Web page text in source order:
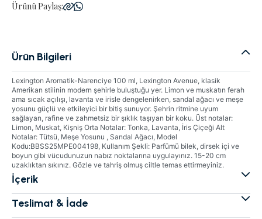
Ürünü Paylaş:
Ürün Bilgileri
Lexington Aromatik-Narenciye 100 ml, Lexington Avenue, klasik
Amerikan stilinin modern şehirle buluştuğu yer. Limon ve muskatın ferah
ama sıcak açılışı, lavanta ve irisle dengelenirken, sandal ağacı ve meşe
yosunu güçlü ve etkileyici bir bitiş sunuyor. Şehrin ritmine uyum
sağlayan, rafine ve zahmetsiz bir şıklık taşıyan bir koku. Üst notalar:
Limon, Muskat, Kişniş Orta Notalar: Tonka, Lavanta, İris Çiçeği Alt
Notalar: Tütsü, Meşe Yosunu , Sandal Ağacı, Model
Kodu:BBSS25MPE004198, Kullanım Şekli: Parfümü bilek, dirsek içi ve
boyun gibi vücudunuzun nabız noktalarına uygulayınız. 15-20 cm
uzaklıktan sıkınız. Gözle ve tahriş olmuş ciltle temas ettirmeyiniz.
İçerik
Teslimat & İade